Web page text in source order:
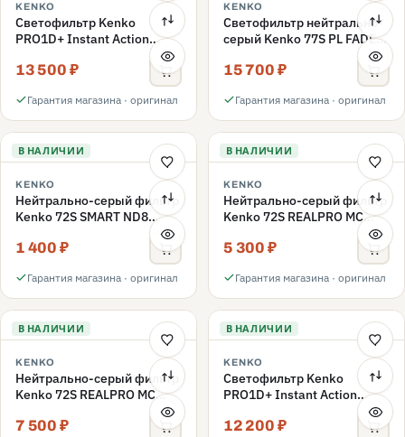
KENKO
Светофильтр Kenko
PRO1D+ Instant Action
Variable NDX3-450+C-PL
переменной плотности
13 500 ₽
Гарантия магазина · оригинал
KENKO
Светофильтр нейтрально-
серый Kenko 77S PL FADER
с переменной плотностью
ND3-ND400 77mm
15 700 ₽
Гарантия магазина · оригинал
В НАЛИЧИИ
KENKO
Нейтрально-серый фильтр
Kenko 72S SMART ND8
1 400 ₽
Гарантия магазина · оригинал
В НАЛИЧИИ
KENKO
Нейтрально-серый фильтр
Kenko 72S REALPRO MC
5 300 ₽
Гарантия магазина · оригинал
В НАЛИЧИИ
KENKO
Нейтрально-серый фильтр
Kenko 72S REALPRO MC
7 500 ₽
В НАЛИЧИИ
KENKO
Светофильтр Kenko
PRO1D+ Instant Action
Variable NDX3-450+C-PLS
переменной плотности
12 200 ₽